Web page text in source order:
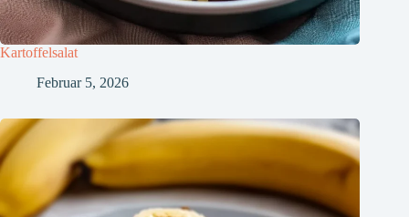
Kartoffelsalat
Februar 5, 2026